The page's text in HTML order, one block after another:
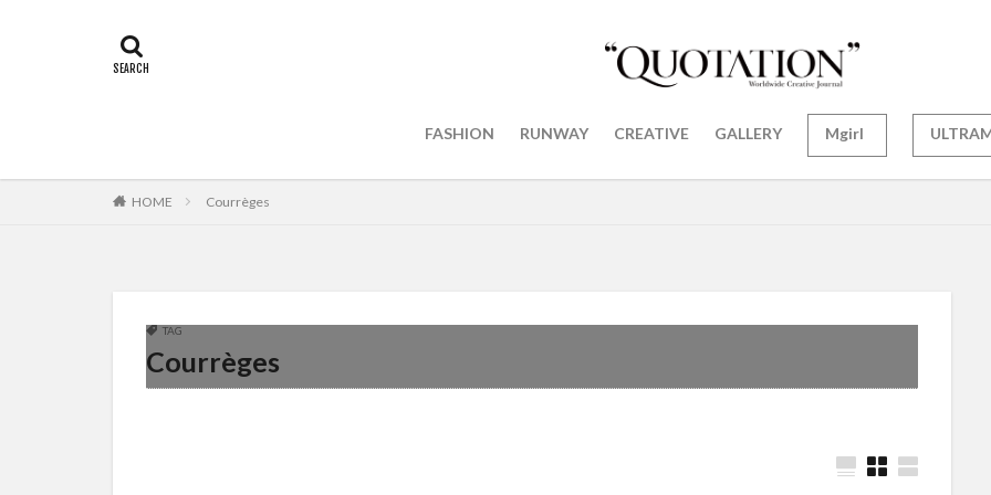
FASHION RUNWAY CREATIVE GALLERY Mgirl
HOME Courrèges
TAG
Courrèges